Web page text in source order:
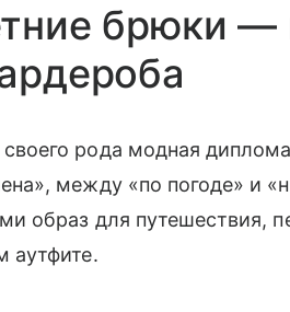
брюки —
рода модная
между «по погоде» и
образ для путешествия,
аутфите.